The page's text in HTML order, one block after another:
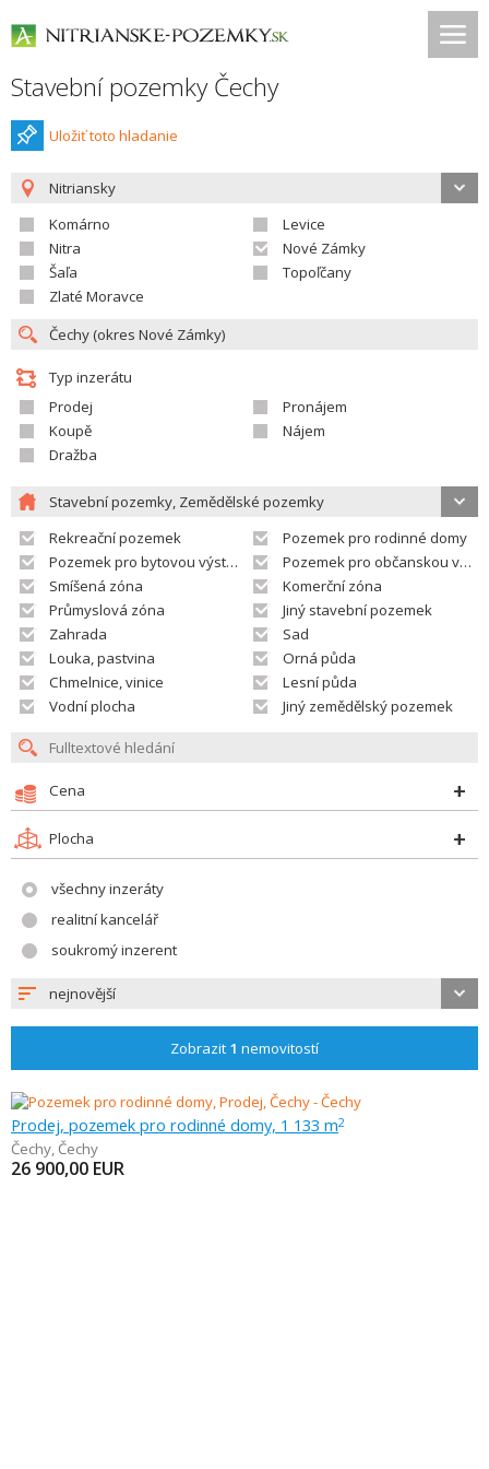
Stavební pozemky Čechy
Uložiť toto hladanie
Nitriansky
Komárno
Levice
Nitra
Nové Zámky
Šaľa
Topoľčany
Zlaté Moravce
Typ inzerátu
Prodej
Pronájem
Koupě
Nájem
Dražba
Stavební pozemky, Zemědělské pozemky
Rekreační pozemek
Pozemek pro rodinné domy
Pozemek pro bytovou výstavbu
Pozemek pro občanskou vybavenost
Smíšená zóna
Komerční zóna
Průmyslová zóna
Jiný stavební pozemek
Zahrada
Sad
Louka, pastvina
Orná půda
Chmelnice, vinice
Lesní půda
Vodní plocha
Jiný zemědělský pozemek
Cena
Plocha
všechny inzeráty
realitní kancelář
soukromý inzerent
nejnovější
Zobrazit 1 nemovitostí
Prodej, pozemek pro rodinné domy, 1 133 m2
Čechy, Čechy
26 900,00 EUR